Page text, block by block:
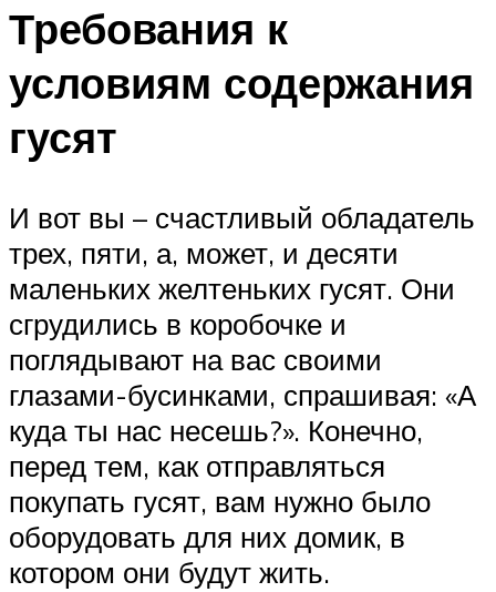
Требования к
условиям содержания
гусят
И вот вы – счастливый обладатель
трех, пяти, а, может, и десяти
маленьких желтеньких гусят. Они
сгрудились в коробочке и
поглядывают на вас своими
глазами-бусинками, спрашивая: «А
куда ты нас несешь?». Конечно,
перед тем, как отправляться
покупать гусят, вам нужно было
оборудовать для них домик, в
котором они будут жить.